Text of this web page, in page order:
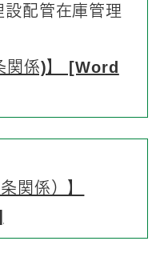
配管在庫管理
関係)】 [Word
関係）】